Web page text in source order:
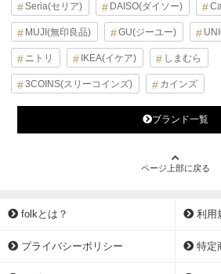
Seria(セリア) DAISO(ダイソー)
MUJI(無印良品) GU(ジーユー)
ニトリ IKEA(イケア) しまむら
3COINS(スリーコインズ) カインズ
ブランド一覧
ページ上部に戻る
folkとは？ 利用
プライバシーポリシー 特定